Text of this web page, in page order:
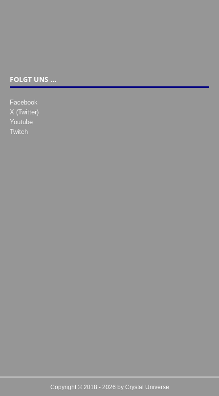
FOLGT UNS …
Facebook
X (Twitter)
Youtube
Twitch
Copyright © 2018 - 2026 by Crystal Universe